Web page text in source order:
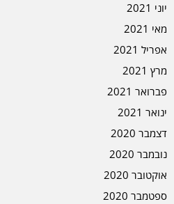
יוני 2021
מאי 2021
אפריל 2021
מרץ 2021
פברואר 2021
ינואר 2021
דצמבר 2020
נובמבר 2020
אוקטובר 2020
ספטמבר 2020